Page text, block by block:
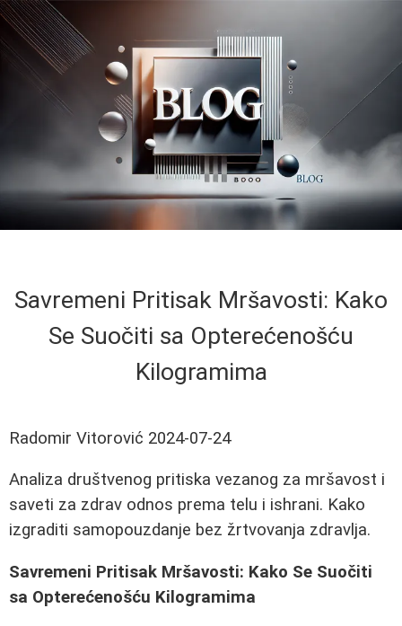
Savremeni Pritisak Mršavosti: Kako
Se Suočiti sa Opterećenošću
Kilogramima
Radomir Vitorović 2024-07-24
Analiza društvenog pritiska vezanog za mršavost i
saveti za zdrav odnos prema telu i ishrani. Kako
izgraditi samopouzdanje bez žrtvovanja zdravlja.
Savremeni Pritisak Mršavosti: Kako Se Suočiti
sa Opterećenošću Kilogramima